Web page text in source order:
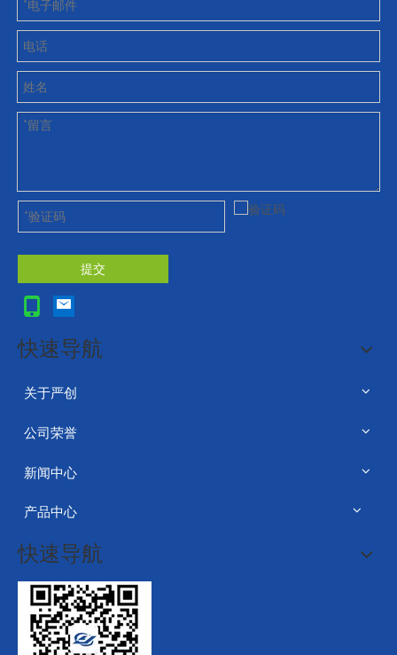
提交
快速导航
关于严创
公司荣誉
新闻中心
产品中心
快速导航